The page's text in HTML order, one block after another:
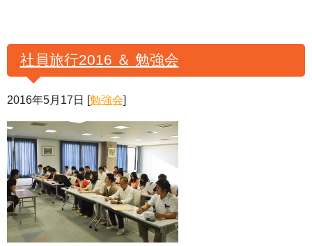
社員旅行2016 ＆ 勉強会
2016年5月17日 [勉強会]